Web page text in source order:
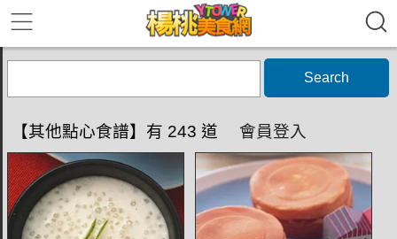
Search
【其他點心食譜】有 243 道 會員登入